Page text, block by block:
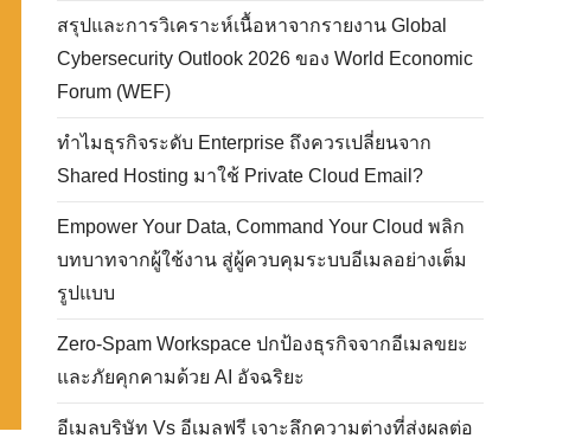
สรุปและการวิเคราะห์เนื้อหาจากรายงาน Global
Cybersecurity Outlook 2026 ของ World Economic
Forum (WEF)
ทำไมธุรกิจระดับ Enterprise ถึงควรเปลี่ยนจาก
Shared Hosting มาใช้ Private Cloud Email?
Empower Your Data, Command Your Cloud พลิก
บทบาทจากผู้ใช้งาน สู่ผู้ควบคุมระบบอีเมลอย่างเต็ม
รูปแบบ
Zero-Spam Workspace ปกป้องธุรกิจจากอีเมลขยะ
และภัยคุกคามด้วย AI อัจฉริยะ
อีเมลบริษัท Vs อีเมลฟรี เจาะลึกความต่างที่ส่งผลต่อ